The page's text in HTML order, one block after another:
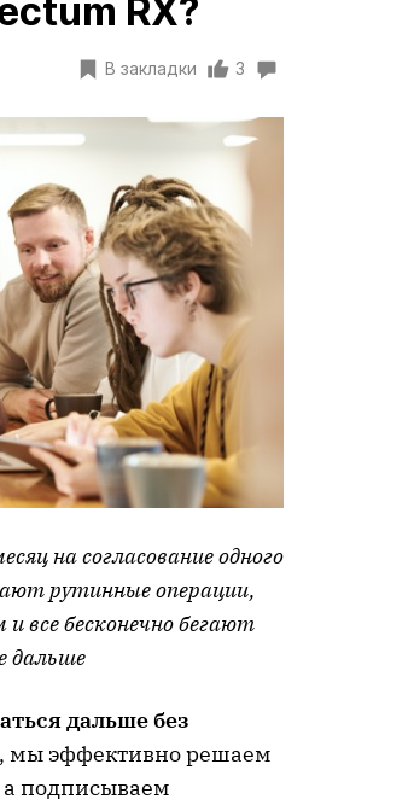
RX?
В закладки 3
на согласование одного
рутинные операции,
все бесконечно бегают
дальше
дальше без
мы эффективно решаем
а подписываем